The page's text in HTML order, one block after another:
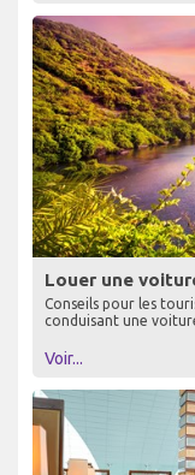
Louer une
Conseils pour les
conduisant une
Voir...